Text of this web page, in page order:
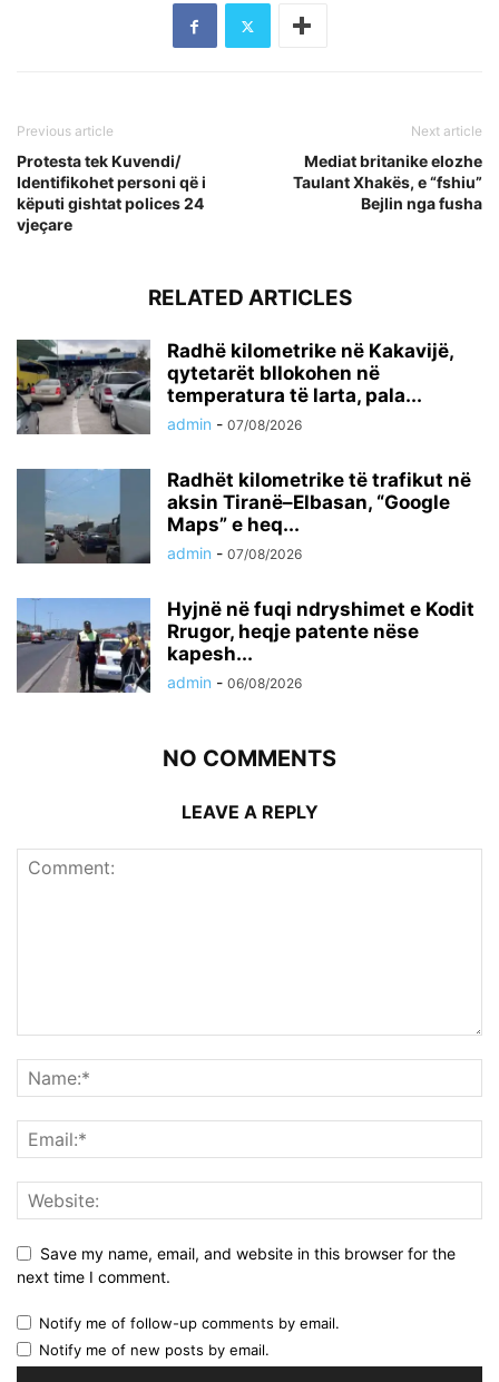
Previous article
Protesta tek Kuvendi/
Identifikohet personi që i
këputi gishtat polices 24
vjeçare
Next article
Mediat britanike elozhe
Taulant Xhakës, e “fshiu”
Bejlin nga fusha
RELATED ARTICLES
Radhë kilometrike në Kakavijë,
qytetarët bllokohen në
temperatura të larta, pala...
admin - 07/08/2026
Radhët kilometrike të trafikut në
aksin Tiranë–Elbasan, “Google
Maps” e heq...
admin - 07/08/2026
Hyjnë në fuqi ndryshimet e Kodit
Rrugor, heqje patente nëse
kapesh...
admin - 06/08/2026
NO COMMENTS
LEAVE A REPLY
Save my name, email, and website in this browser for the
next time I comment.
Notify me of follow-up comments by email.
Notify me of new posts by email.